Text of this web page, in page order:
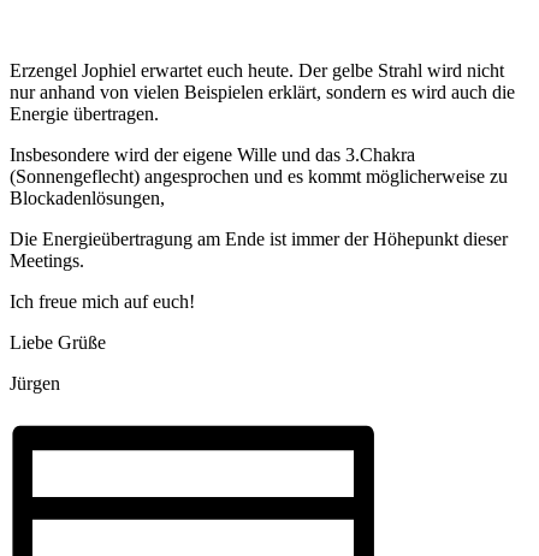
Erzengel Jophiel erwartet euch heute. Der gelbe Strahl wird nicht
nur anhand von vielen Beispielen erklärt, sondern es wird auch die
Energie übertragen.
Insbesondere wird der eigene Wille und das 3.Chakra
(Sonnengeflecht) angesprochen und es kommt möglicherweise zu
Blockadenlösungen,
Die Energieübertragung am Ende ist immer der Höhepunkt dieser
Meetings.
Ich freue mich auf euch!
Liebe Grüße
Jürgen